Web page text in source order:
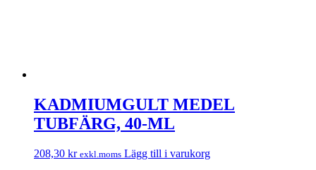
KADMIUMGULT MEDEL
TUBFÄRG, 40-ML
208,30 kr exkl.moms Lägg till i varukorg